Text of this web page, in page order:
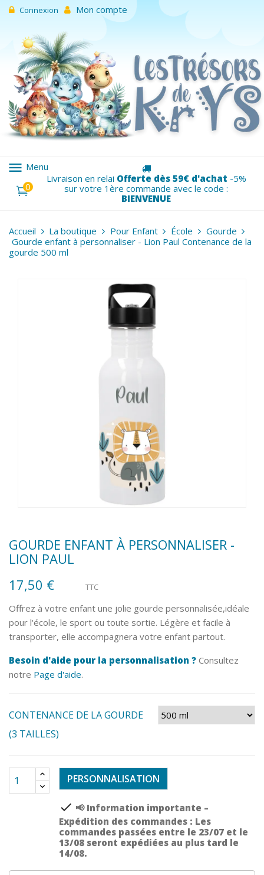
Connexion Mon compte
menu Menu
0
Livraison en relai Offerte dès 59€ d'achat -5%
sur votre 1ère commande avec le code :
BIENVENUE
Accueil La boutique Pour Enfant École
Gourde
Gourde enfant à personnaliser - Lion Paul Contenance de la
gourde 500 ml
GOURDE ENFANT À PERSONNALISER -
LION PAUL
17,50 €
TTC
Offrez à votre enfant une jolie gourde personnalisée,idéale
pour l'école, le sport ou toute sortie. Légère et facile à
transporter, elle accompagnera votre enfant partout.
Besoin d'aide pour la personnalisation ? Consultez
notre Page d'aide.
CONTENANCE DE LA GOURDE
(3 TAILLES)
PERSONNALISATION
check 📢 Information importante –
Expédition des commandes : Les
commandes passées entre le 23/07 et le
13/08 seront expédiées au plus tard le
14/08.